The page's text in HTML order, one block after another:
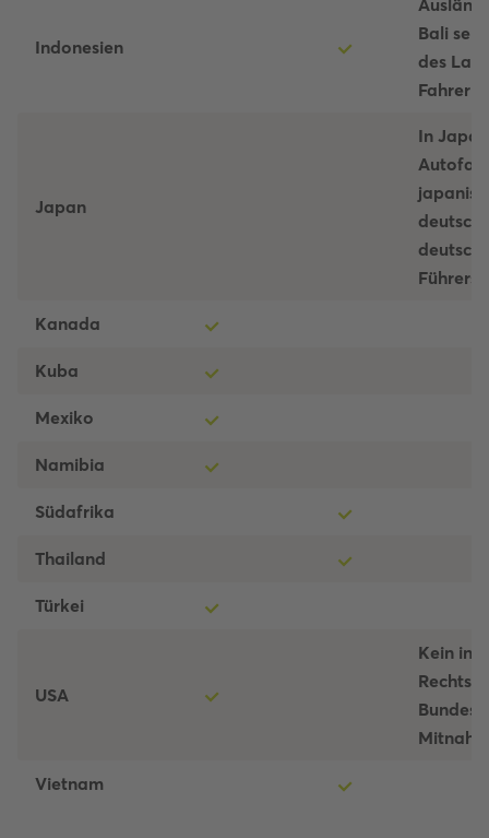
Indonesien
Bali
des
Fahrer
Japan
In
Kanada
Kuba
Mexiko
Namibia
Südafrika
Thailand
Türkei
USA
Kein
Vietnam